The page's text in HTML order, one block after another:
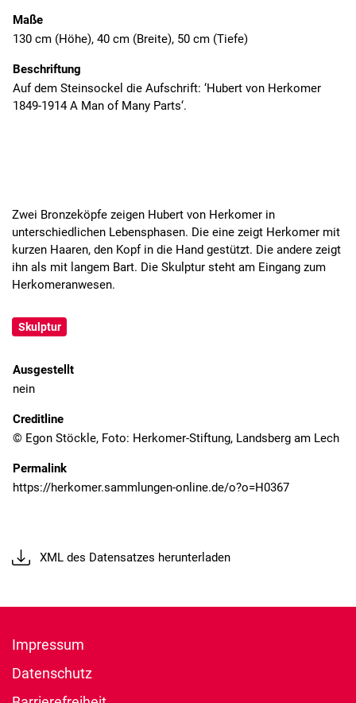
Maße
130 cm (Höhe), 40 cm (Breite), 50 cm (Tiefe)
Beschriftung
Auf dem Steinsockel die Aufschrift: ‘Hubert von Herkomer
1849-1914 A Man of Many Parts‘.
Zwei Bronzeköpfe zeigen Hubert von Herkomer in
unterschiedlichen Lebensphasen. Die eine zeigt Herkomer mit
kurzen Haaren, den Kopf in die Hand gestützt. Die andere zeigt
ihn als mit langem Bart. Die Skulptur steht am Eingang zum
Herkomeranwesen.
Skulptur
Ausgestellt
nein
Creditline
© Egon Stöckle, Foto: Herkomer-Stiftung, Landsberg am Lech
Permalink
XML des Datensatzes herunterladen
Impressum
Datenschutz